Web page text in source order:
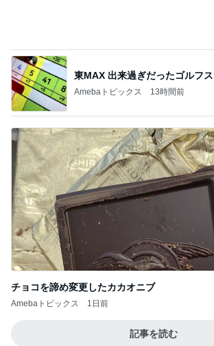
チョコを諦め変更したカカオニブ
Amebaトピックス 1日前
記事を読む
母の形見の真珠ネックレスの価格
Amebaトピックス 1日前